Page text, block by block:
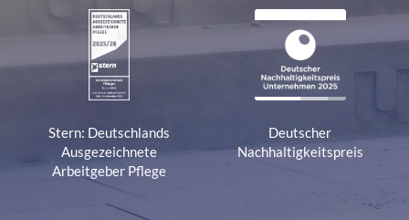
Stern: Deutschlands
Ausgezeichnete
Arbeitgeber Pflege
Deutscher
Nachhaltigkeitspreis